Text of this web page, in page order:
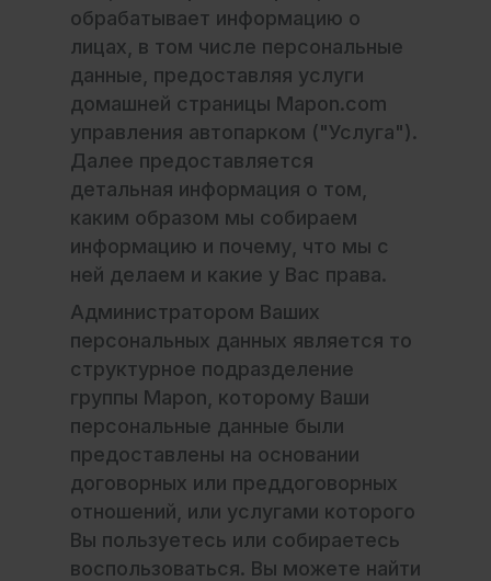
обрабатывает информацию о
лицах, в том числе персональные
данные, предоставляя услуги
домашней страницы Mapon.com
управления автопарком ("Услуга").
Далее предоставляется
детальная информация о том,
каким образом мы собираем
информацию и почему, что мы с
ней делаем и какие у Вас права.
Администратором Ваших
персональных данных является то
структурное подразделение
группы Mapon, которому Ваши
персональные данные были
предоставлены на основании
договорных или преддоговорных
отношений, или услугами которого
Вы пользуетесь или собираетесь
воспользоваться. Вы можете найти